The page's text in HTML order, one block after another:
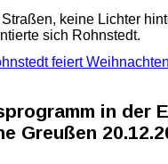
keine Lichter
sich Rohnstedt.
feiert
in der
Greußen